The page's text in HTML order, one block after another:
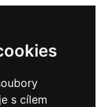
s cílem